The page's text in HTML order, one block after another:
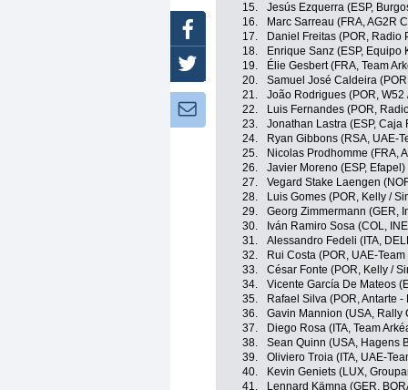
15.
Jesús Ezquerra (ESP,
16.
Marc Sarreau (FRA, AG2R
17.
Daniel Freitas (POR, Radio
18.
Enrique Sanz (ESP, Equipo
19.
Élie Gesbert (FRA, Team
20.
Samuel José Caldeira
21.
João Rodrigues (POR, W52
22.
Luis Fernandes (POR,
23.
Jonathan Lastra (ESP, Caja
24.
Ryan Gibbons (RSA, UAE-
25.
Nicolas Prodhomme (FRA,
26.
Javier Moreno (ESP, Efapel)
27.
Vegard Stake Laengen
28.
Luis Gomes (POR, Kelly /
29.
Georg Zimmermann (GER,
30.
Iván Ramiro Sosa (COL,
31.
Alessandro Fedeli (ITA,
32.
Rui Costa (POR, UAE-
33.
César Fonte (POR, Kelly /
34.
Vicente García De Mateos
35.
Rafael Silva (POR, Antarte -
36.
Gavin Mannion (USA, Rally
37.
Diego Rosa (ITA, Team
38.
Sean Quinn (USA, Hagens
39.
Oliviero Troia (ITA, UAE-
40.
Kevin Geniets (LUX,
41.
Lennard Kämna (GER,
Facebook
Twitter
Newsletter: